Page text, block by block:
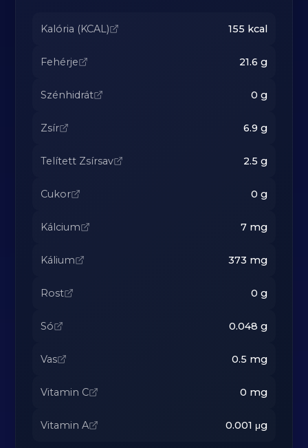
Kalória (KCAL) 155 kcal
Fehérje 21.6 g
Szénhidrát 0 g
Zsír 6.9 g
Telített Zsírsav 2.5 g
Cukor 0 g
Kálcium 7mg
Kálium 373 mg
Rost 0 g
Só 0.048 g
Vas 0.5 mg
Vitamin C 0 mg
Vitamin A 0.001 μg